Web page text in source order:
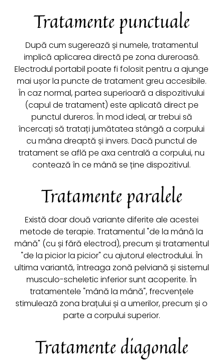
Tratamente punctuale
După cum sugerează și numele, tratamentul
implică aplicarea directă pe zona dureroasă.
Electrodul portabil poate fi folosit pentru a ajunge
mai ușor la puncte de tratament greu accesibile.
În caz normal, partea superioară a dispozitivului
(capul de tratament) este aplicată direct pe
punctul dureros. În mod ideal, ar trebui să
încercați să tratați jumătatea stângă a corpului
cu mâna dreaptă și invers. Dacă punctul de
tratament se află pe axa centrală a corpului, nu
contează în ce mână se ține dispozitivul.
Tratamente paralele
Există doar două variante diferite ale acestei
metode de terapie. Tratamentul "de la mână la
mână" (cu și fără electrod), precum și tratamentul
"de la picior la picior" cu ajutorul electrodului. În
ultima variantă, întreaga zonă pelviană și sistemul
musculo-scheletic inferior sunt acoperite. În
tratamentele "mână la mână", frecvențele
stimulează zona brațului și a umerilor, precum și o
parte a corpului superior.
Tratamente diagonale